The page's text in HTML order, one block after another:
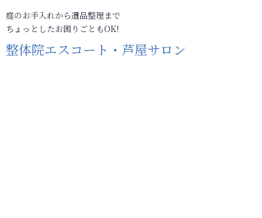
庭のお手入れから遺品整理まで
ちょっとしたお困りごともOK!
整体院エスコート・芦屋サロン